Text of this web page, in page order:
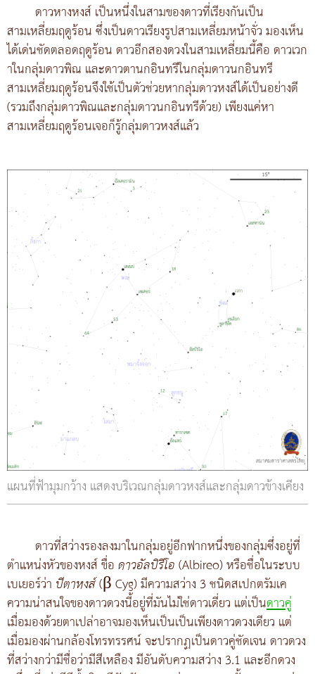
ดาวหางหงส์ เป็นหนึ่งในสามของดาวที่เรียงกันเป็น
สามเหลี่ยมฤดูร้อน ซึ่งเป็นดาวเรียงรูปสามเหลี่ยมหน้าจั่ว มองเห็น
ได้เด่นชัดตลอดฤดูร้อน ดาวอีกสองดวงในสามเหลี่ยมนี้คือ ดาวเวก
าในกลุ่มดาวพิณ และดาวตานกอินทรีในกลุ่มดาวนกอินทรี
สามเหลี่ยมฤดูร้อนจึงใช้เป็นตัวช่วยหากลุ่มดาวหงส์ได้เป็นอย่างดี
(รวมถึงกลุ่มดาวพิณและกลุ่มดาวนกอินทรีด้วย) เพียงแค่หา
สามเหลี่ยมฤดูร้อนเจอก็รู้กลุ่มดาวหงส์แล้ว
แผนที่ฟ้ามุมกว้าง แสดงบริเวณกลุ่มดาวหงส์และกลุ่มดาวข้างเคียง
ดาวที่สว่างรองลงมาในกลุ่มอยู่อีกฟากหนึ่งของกลุ่มซึ่งอยู่ที่
ตำแหน่งหัวของหงส์ ขื่อดาวอัลบิรีโอ(Albireo) หรือชื่อในระบบ
เบเยอร์ว่า บีตาหงส์(β Cyg) มีความสว่าง 3 ชนิดสเปกตรัมเค
ความน่าสนใจของดาวดวงนี้อยู่ที่มันไม่ใช่ดาวเดี่ยว แต่เป็นดาวคู่
เมื่อมองด้วยตาเปล่าอาจมองเห็นเป็นเป็นเพียงดาวดวงเดียว แต่
เมื่อมองผ่านกล้องโทรทรรศน์ จะปรากฏเป็นดาวคู่ชัดเจน ดาวดวง
ที่สว่างกว่ามีชื่อว่ามีสีเหลือง มีอันดับความสว่าง 3.1 และอีกดวง